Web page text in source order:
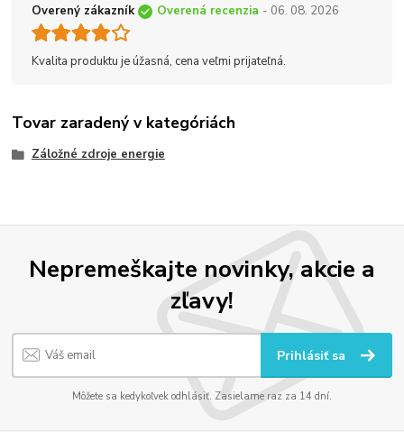
Overený zákazník Overená recenzia - 06. 08. 2026
Kvalita produktu je úžasná, cena veľmi prijateľná.
Tovar zaradený v kategóriách
Záložné zdroje energie
Nepremeškajte novinky, akcie a
zľavy!
Prihlásiť sa
Môžete sa kedykoľvek odhlásiť. Zasielame raz za 14 dní.